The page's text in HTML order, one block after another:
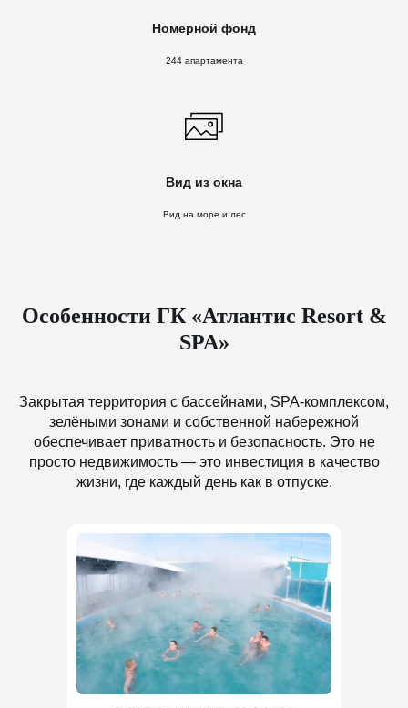
Номерной фонд
244 апартамента
Вид из окна
Вид на море и лес
Особенности ГК «Атлантис Resort &
SPA»
Закрытая территория с бассейнами, SPA-комплексом,
зелёными зонами и собственной набережной
обеспечивает приватность и безопасность. Это не
просто недвижимость — это инвестиция в качество
жизни, где каждый день как в отпуске.